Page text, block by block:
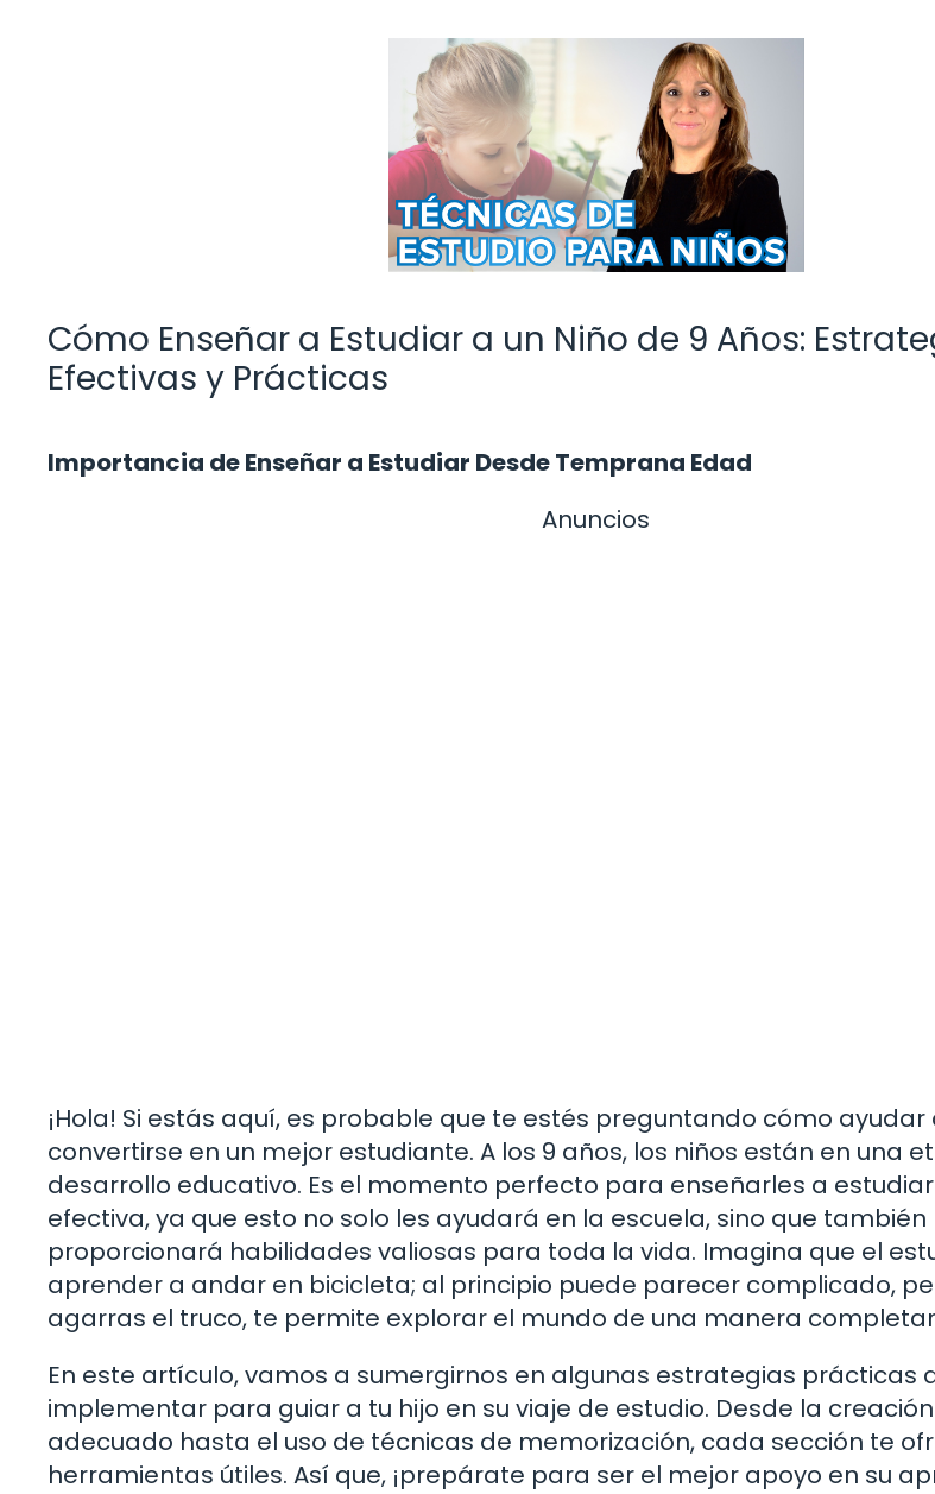
Cómo Enseñar a Estudiar a un Niño de 9 Años:
Efectivas y Prácticas
Importancia de Enseñar a Estudiar Desde Temprana Edad
Anuncios
¡Hola! Si estás aquí, es probable que te estés preguntando cómo
convertirse en un mejor estudiante. A los 9 años, los niños están en una
desarrollo educativo. Es el momento perfecto para enseñarles a
efectiva, ya que esto no solo les ayudará en la escuela, sino que también
proporcionará habilidades valiosas para toda la vida. Imagina que el
aprender a andar en bicicleta; al principio puede parecer complicado,
agarras el truco, te permite explorar el mundo de una manera
En este artículo, vamos a sumergirnos en algunas estrategias prácticas
implementar para guiar a tu hijo en su viaje de estudio. Desde la
adecuado hasta el uso de técnicas de memorización, cada sección te
herramientas útiles. Así que, ¡prepárate para ser el mejor apoyo en su